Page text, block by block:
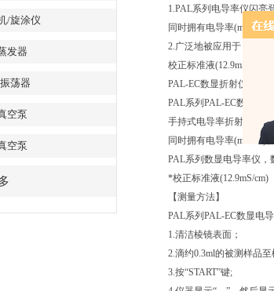
/旋涂仪
发器
荡器
空泵
空泵
1.PAL系列电导率仪闪亮
同时拥有电导率(mS/cm)
2.广泛地被应用于，如土
校正标准液(12.9mS/cm)
PAL-EC数显折射仪（电
PAL系列PAL-EC数显电
手持式电导率折射仪PAL-
同时拥有电导率(mS/cm)
PAL系列数显电导率仪，
*校正标准液(12.9mS/cm)
【测量方法】
PAL系列PAL-EC数显电
1.清洁棱镜表面；
2.滴约0.3ml的被测样品至
3.按“START”键;